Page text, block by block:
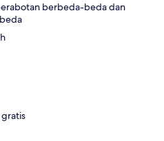
berbeda-beda dan